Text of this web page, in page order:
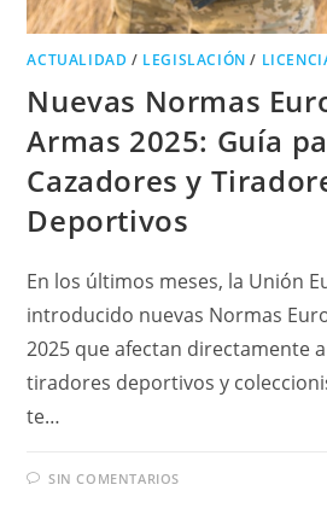
ACTUALIDAD / LEGISLACIÓN /
Nuevas Normas
Armas 2025: Guía
Cazadores y
Deportivos
En los últimos meses, la Unión
introducido nuevas Normas
2025 que afectan directamente
tiradores deportivos y
te…
SIN COMENTARIOS